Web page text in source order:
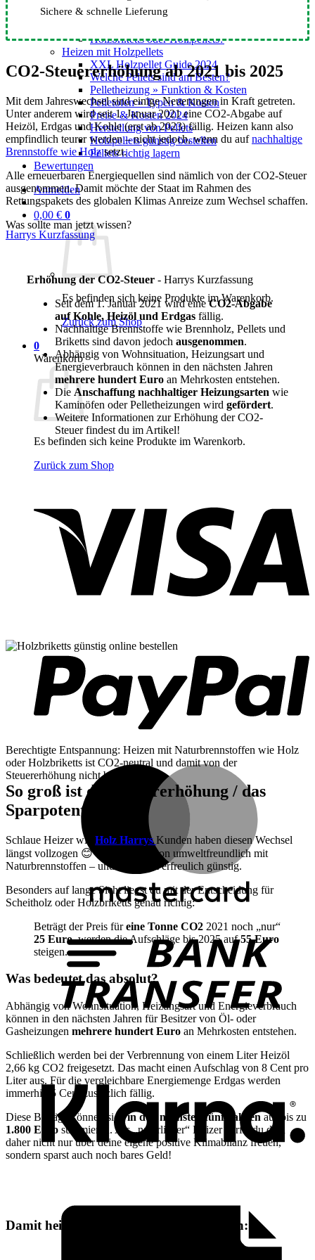
Günstige Holzbriketts
Holzbriketts oder Holzpellets?
Heizen mit Holzpellets
XXL Holzpellet Guide 2024
Welche Pellets sind am Besten?
Pelletheizung » Funktion & Kosten
Pelletofen » Typen & Kosten
Preise & Kosten 2024
Herstellung von Pellets
Holzpellets günstig bestellen
Pellets richtig lagern
Bewertungen
Anmelden
0,00 € 0
Es befinden sich keine Produkte im Warenkorb.
Zurück zum Shop
0
Warenkorb
Es befinden sich keine Produkte im Warenkorb.
Zurück zum Shop
Sichere & schnelle Lieferung
CO2-Steuererhöhung ab 2021 bis 2025
Mit dem Jahreswechsel sind einige Neuerungen in Kraft getreten.
Unter anderem wird seit 1. Januar 2021 eine CO2-Abgabe auf
Heizöl, Erdgas und Kohle (erst ab 2023) fällig. Heizen kann also
empfindlich teurer werden – nicht jedoch, wenn du aufnachhaltige
Brennstoffe wie Holzsetzt.
Alle erneuerbaren Energiequellen sind nämlich von der CO2-Steuer
ausgenommen. Damit möchte der Staat im Rahmen des
Rettungspakets des globalen Klimas Anreize zum Wechsel schaffen.
Was sollte man jetzt wissen?
Harrys Kurzfassung
Erhöhung der CO2-Steuer - Harrys Kurzfassung
Seit dem 1. Januar 2021 wird eineCO2-Abgabe
auf Kohle, Heizöl und Erdgas fällig.
Nachhaltige Brennstoffe wie Brennholz, Pellets und
Briketts sind davon jedoch ausgenommen.
Abhängig von Wohnsituation, Heizungsart und
Energieverbrauch können in den nächsten Jahren
mehrere hundert Euro an Mehrkosten entstehen.
Die Anschaffung nachhaltiger Heizungsarten wie
Kaminöfen oder Pelletheizungen wird gefördert.
Weitere Informationen zur Erhöhung der CO2-
Steuer findest du im Artikel!
Berechtigte Entspannung: Heizen mit Naturbrennstoffen wie Holz
oder Holzbriketts ist CO2-neutral und damit von der
Steuererhöhung nicht betroffen.
So groß ist die Steuererhöhung / das
Sparpotential!
Schlaue Heizer wie Holz Harrys Kunden haben diesen Wechsel
längst vollzogen 😊 Sie heizen schon umweltfreundlich mit
Naturbrennstoffen – und vor allem erfreulich günstig.
Besonders auf lange Sicht liegst du mit der Entscheidung für
Scheitholz oder Holzbriketts genau richtig:
Beträgt der Preis füreine Tonne CO2 2021 noch „nur“
25 Euro, werden die Aufschläge bis 2025 auf55 Euro
steigen.
Was bedeutet das absolut?
Abhängig von Wohnsituation, Heizungsart und Energieverbrauch
können in den nächsten Jahren für Besitzer von Öl- oder
Gasheizungen mehrere hundert Euro an Mehrkosten entstehen.
Schließlich werden bei der Verbrennung von einem Liter Heizöl
2,66 kg CO2 freigesetzt. Das macht einen Aufschlag von 8 Cent pro
Liter aus. Für die vergleichbare Energiemenge Erdgas werden
immerhin 5 Cent zusätzlich fällig.
Diese Beträge können sich in den nächsten fünf Jahren auf bis zu
1.800 Euro summieren. Als „natürlicher“ Heizer darfst du dich
daher nicht nur über deine eigene positive Klimabilanz freuen,
sondern sparst auch noch bares Geld!
Damit heizen Harrys Kunden am liebsten: